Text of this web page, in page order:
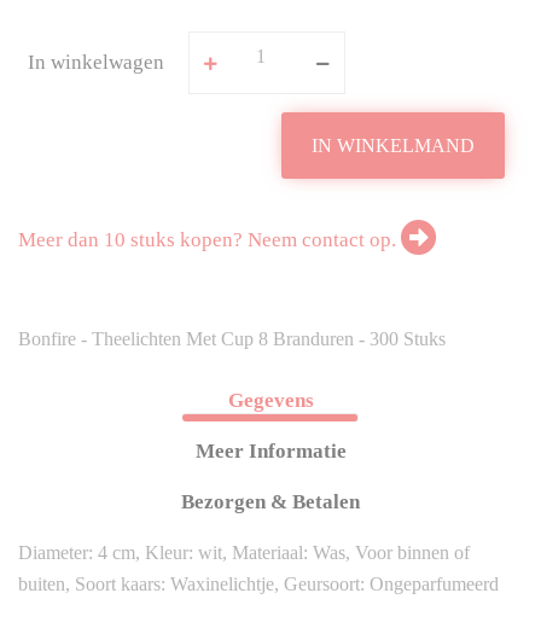
In winkelwagen
IN WINKELMAND
Meer dan 10 stuks kopen? Neem contact op.
Bonfire - Theelichten Met Cup 8 Branduren - 300 Stuks
Gegevens
Meer Informatie
Bezorgen & Betalen
Diameter: 4 cm, Kleur: wit, Materiaal: Was, Voor binnen of
buiten, Soort kaars: Waxinelichtje, Geursoort: Ongeparfumeerd